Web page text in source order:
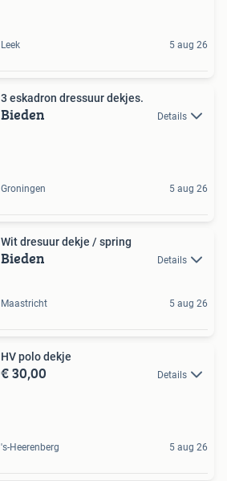
Leek 5 aug 26
3 eskadron dressuur dekjes.
Bieden Details
Groningen 5 aug 26
Wit dresuur dekje / spring
Bieden Details
Maastricht 5 aug 26
HV polo dekje
€ 30,00 Details
's-Heerenberg 5 aug 26